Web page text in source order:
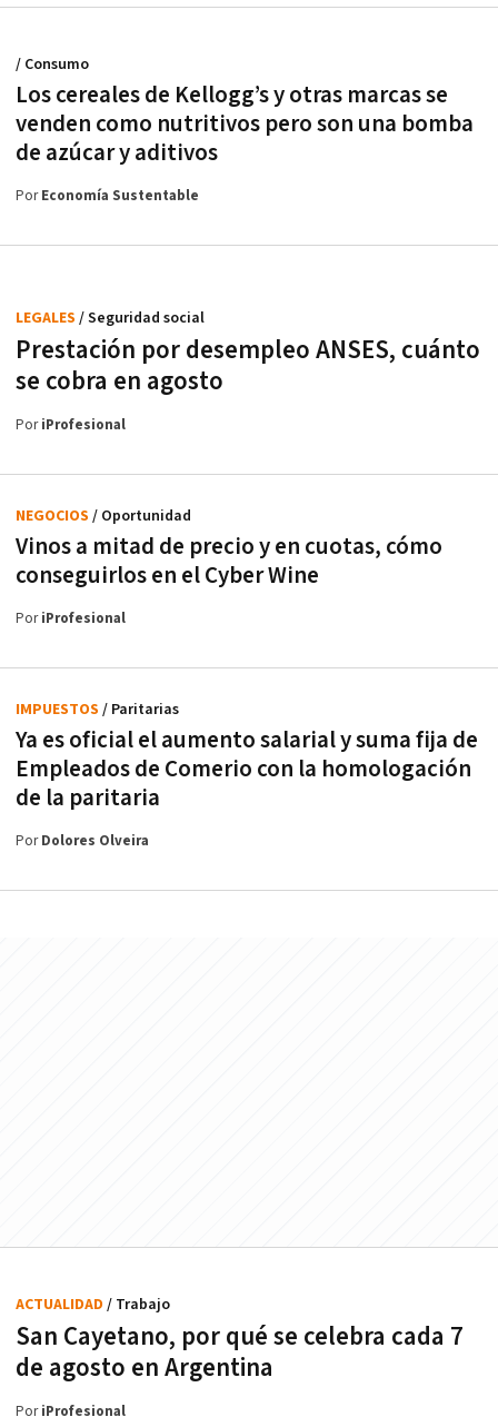
Los cereales de Kellogg’s y otras marcas se
venden como nutritivos pero son una bomba
de azúcar y aditivos
/ Consumo
PorEconomía Sustentable
Prestación por desempleo ANSES, cuánto
se cobra en agosto
LEGALES / Seguridad social
PoriProfesional
Vinos a mitad de precio y en cuotas, cómo
conseguirlos en el Cyber Wine
NEGOCIOS / Oportunidad
PoriProfesional
Ya es oficial el aumento salarial y suma fija de
Empleados de Comerio con la homologación
de la paritaria
IMPUESTOS / Paritarias
PorDolores Olveira
San Cayetano, por qué se celebra cada 7
de agosto en Argentina
ACTUALIDAD / Trabajo
PoriProfesional